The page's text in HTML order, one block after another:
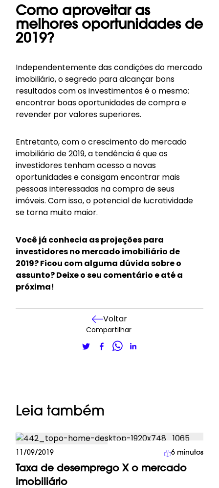
Como aproveitar as
melhores oportunidades de
2019?
Independentemente das condições do mercado
imobiliário, o segredo para alcançar bons
resultados com os investimentos é o mesmo:
encontrar boas oportunidades de compra e
revender por valores superiores.
Entretanto, com o crescimento do mercado
imobiliário de 2019, a tendência é que os
investidores tenham acesso a novas
oportunidades e consigam encontrar mais
pessoas interessadas na compra de seus
imóveis. Com isso, o potencial de lucratividade
se torna muito maior.
Você já conhecia as projeções para
investidores no mercado imobiliário de
2019? Ficou com alguma dúvida sobre o
assunto? Deixe o seu comentário e até a
próxima!
Voltar
Compartilhar
Leia também
Investimento Imobiliário
11/09/2019 6 minutos
Taxa de desemprego X o mercado
imobiliário